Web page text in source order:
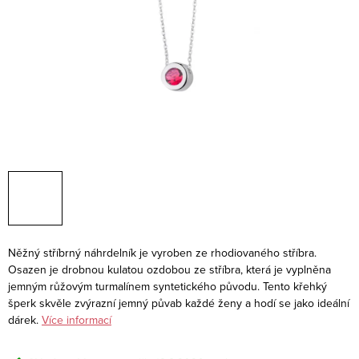
Něžný stříbrný náhrdelník je vyroben ze rhodiovaného stříbra.
Osazen je drobnou kulatou ozdobou ze stříbra, která je vyplněna
jemným růžovým turmalínem syntetického původu. Tento křehký
šperk skvěle zvýrazní jemný půvab každé ženy a hodí se jako ideální
dárek. Více informací